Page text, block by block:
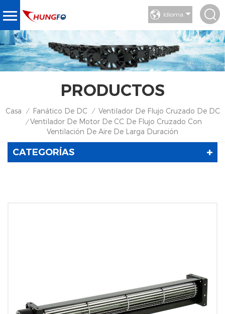
Idioma
PRODUCTOS
Casa / Fanático De DC / Ventilador De Flujo Cruzado De DC
/ Ventilador De Motor De CC De Flujo Cruzado Con
Ventilación De Aire De Larga Duración
CATEGORÍAS